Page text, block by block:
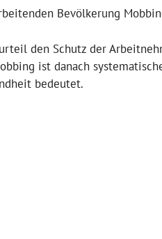
Bevölkerung
den Schutz der
ist danach
bedeutet.